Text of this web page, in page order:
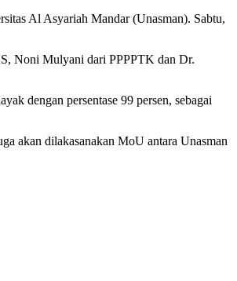
Al Asyariah Mandar (Unasman). Sabtu,
Noni Mulyani dari PPPPTK dan Dr.
dengan persentase 99 persen, sebagai
akan dilakasanakan MoU antara Unasman